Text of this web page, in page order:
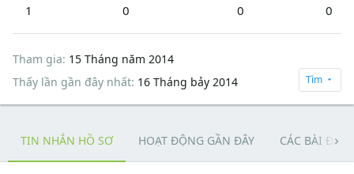
1 0 0 0
Tham gia 15 Tháng năm 2014
Thấy lần gần đây nhất 16 Tháng bảy 2014 Tìm
TIN NHẮN HỒ SƠ HOẠT ĐỘNG GẦN ĐÂY CÁC BÀI